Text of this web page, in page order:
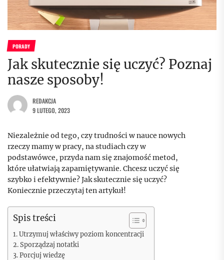
PORADY
Jak skutecznie się uczyć? Poznaj
nasze sposoby!
REDAKCJA
9 LUTEGO, 2023
Niezależnie od tego, czy trudności w nauce nowych
rzeczy mamy w pracy, na studiach czy w
podstawówce, przyda nam się znajomość metod,
które ułatwiają zapamiętywanie. Chcesz uczyć się
szybko i efektywnie? Jak skutecznie się uczyć?
Koniecznie przeczytaj ten artykuł!
Spis treści
Utrzymuj właściwy poziom koncentracji
Sporządzaj notatki
Porcjuj wiedzę